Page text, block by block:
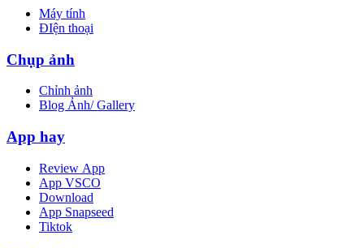
Máy tính
ĐIện thoại
Chụp ảnh
Chỉnh ảnh
Blog Ảnh/ Gallery
App hay
Review App
App VSCO
Download
App Snapseed
Tiktok